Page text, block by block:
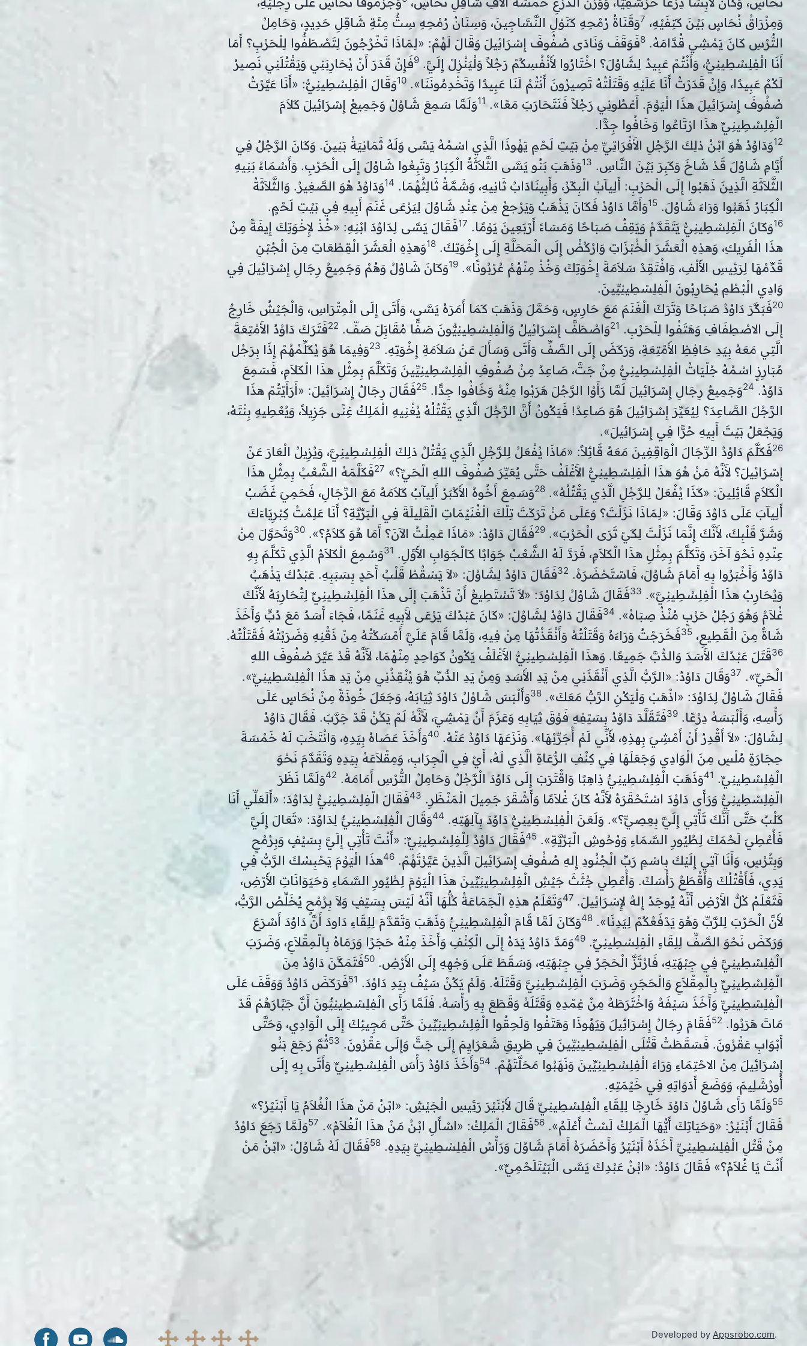
وَمِزْرَاقُ نُحَاسٍ بَيْنَ كَتِفَيْهِ، 7وَقَنَاةُ رُمْحِهِ كَنَوْلِ النَّسَّاجِينَ، وَسِنَانُ رُمْحِهِ سِتُّ مِئَةِ شَاقِلِ حَدِيدٍ، وَحَامِلُ
التُّرْسِ كَانَ يَمْشِي قُدَّامَهُ.8فَوَقَفَ وَنَادَى صُفُوفَ إِسْرَائِيلَ وَقَالَ لَهُمْ: «لِمَاذَا تَخْرُجُونَ لِتَصْطَفُّوا لِلْحَرْبِ؟ أَمَا
أَنَا الْفِلِسْطِينِيُّ، وَأَنْتُمْ عَبِيدٌ لِشَاوُلَ؟ اخْتَارُوا لأَنْفُسِكُمْ رَجُلاً وَلْيَنْزِلْ إِلَيَّ.9فَإِنْ قَدَرَ أَنْ يُحَارِبَنِي وَيَقْتُلَنِي نَصِيرُ
لَكُمْ عَبِيدًا، وَإِنْ قَدَرْتُ أَنَا عَلَيْهِ وَقَتَلْتُهُ تَصِيرُونَ أَنْتُمْ لَنَا عَبِيدًا وَتَخْدِمُونَنَا».10وَقَالَ الْفِلِسْطِينِيُّ: «أَنَا عَيَّرْتُ
صُفُوفَ إِسْرَائِيلَ هذَا الْيَوْمَ. أَعْطُونِي رَجُلاً فَنَتَحَارَبَ مَعًا».11وَلَمَّا سَمِعَ شَاوُلُ وَجَمِيعُ إِسْرَائِيلَ كَلاَمَ
الْفِلِسْطِينِيِّ هذَا ارْتَاعُوا وَخَافُوا جِدًّا.
12وَدَاوُدُ هُوَ ابْنُ ذلِكَ الرَّجُلِ الأَفْرَاتِيِّ مِنْ بَيْتِ لَحْمِ يَهُوذَا الَّذِي اسْمُهُ يَسَّى وَلَهُ ثَمَانِيَةُ بَنِينَ. وَكَانَ الرَّجُلُ فِي
أَيَّامِ شَاوُلَ قَدْ شَاخَ وَكَبِرَ بَيْنَ النَّاسِ. 13وَذَهَبَ بَنُو يَسَّى الثَّلاَثَةُ الْكِبَارُ وَتَبِعُوا شَاوُلَ إِلَى الْحَرْبِ. وَأَسْمَاءُ بَنِيهِ
الثَّلاَثَةِ الَّذِينَ ذَهَبُوا إِلَى الْحَرْبِ: أَلِيآبُ الْبِكْرُ، وَأَبِينَادَابُ ثَانِيهِ، وَشَمَّةُ ثَالِثُهُمَا. 14وَدَاوُدُ هُوَ الصَّغِيرُ. وَالثَّلاَثَةُ
الْكِبَارُ ذَهَبُوا وَرَاءَ شَاوُلَ.15وَأَمَّا دَاوُدُ فَكَانَ يَذْهَبُ وَيَرْجعُ مِنْ عِنْدِ شَاوُلَ لِيَرْعَى غَنَمَ أَبِيهِ فِي بَيْتِ لَحْمٍ.
16وَكَانَ الْفِلِسْطِينِيُّ يَتَقَدَّمُ وَيَقِفُ صَبَاحًا وَمَسَاءً أَرْبَعِينَ يَوْمًا. 17فَقَالَ يَسَّى لِدَاوُدَ ابْنِهِ: «خُذْ لإِخْوَتِكَ إِيفَةً مِنْ
هذَا الْفَرِيكِ، وَهذِهِ الْعَشَرَ الْخُبْزَاتِ وَارْكُضْ إِلَى الْمَحَلَّةِ إِلَى إِخْوَتِكَ.18وَهذِهِ الْعَشَرَ الْقِطْعَاتِ مِنَ الْجُبْنِ
قَدِّمْهَا لِرَئِيسِ الأَلْفِ، وَافْتَقِدْ سَلاَمَةَ إِخْوَتِكَ وَخُذْ مِنْهُمْ عُرْبُونًا».19وَكَانَ شَاوُلُ وَهُمْ وَجَمِيعُ رِجَالِ إِسْرَائِيلَ فِي
وَادِي الْبُطْمِ يُحَارِبُونَ الْفِلِسْطِينِيِّينَ.
20فَبَكَّرَ دَاوُدُ صَبَاحًا وَتَرَكَ الْغَنَمَ مَعَ حَارِسٍ، وَحَمَّلَ وَذَهَبَ كَمَا أَمَرَهُ يَسَّى، وَأَتَى إِلَى الْمِتْرَاسِ، وَالْجَيْشُ خَارِجٌ
إِلَى الاصْطِفَافِ وَهَتَفُوا لِلْحَرْبِ. 21وَاصْطَفَّ إِسْرَائِيلُ وَالْفِلِسْطِينِيُّونَ صَفًّا مُقَابَِلَ صَفّ. 22فَتَرَكَ دَاوُدُ الأَمْتِعَةَ
الَّتِي مَعَهُ بِيَدِ حَافِظِ الأَمْتِعَةِ، وَرَكَضَ إِلَى الصَّفِّ وَأَتَى وَسَأَلَ عَنْ سَلاَمَةِ إِخْوَتِهِ. 23وَفِيمَا هُوَ يُكَلِّمُهُمْ إِذَا بِرَجُل
مُبَارِزٍ اسْمُهُ جُلْيَاتُ الْفِلِسْطِينِيُّ مِنْ جَتَّ، صَاعِدٌ مِنْ صُفُوفِ الْفِلِسْطِينِيِّينَ وَتَكَلَّمَ بِمِثْلِ هذَا الْكَلاَمِ، فَسَمِعَ
دَاوُدُ. 24وَجَمِيعُ رِجَالِ إِسْرَائِيلَ لَمَّا رَأَوْا الرَّجُلَ هَرَبُوا مِنْهُ وَخَافُوا جِدًّا.25فَقَالَ رِجَالُ إِسْرَائِيلَ: «أَرَأَيْتُمْ هذَا
الرَّجُلَ الصَّاعِدَ؟ لِيُعَيِّرَ إِسْرَائِيلَ هُوَ صَاعِدٌ! فَيَكُونُ أَنَّ الرَّجُلَ الَّذِي يَقْتُلُهُ يُغْنِيهِ الْمَلِكُ غِنًى جَزِيلاً، وَيُعْطِيهِ بِنْتَهُ،
وَيَجْعَلُ بَيْتَ أَبِيهِ حُرًّا فِي إِسْرَائِيلَ».
26فَكَلَّمَ دَاوُدُ الرِّجَالَ الْوَاقِفِينَ مَعَهُ قَائِلاً: «مَاذَا يُفْعَلُ لِلرَّجُلِ الَّذِي يَقْتُلُ ذلِكَ الْفِلِسْطِينِيَّ، وَيُزِيلُ الْعَارَ عَنْ
إِسْرَائِيلَ؟ لأَنَّهُ مَنْ هُوَ هذَا الْفِلِسْطِينِيُّ الأَغْلَفُ حَتَّى يُعَيِّرَ صُفُوفَ اللهِ الْحَيِّ؟» 27فَكَلَّمَهُ الشَّعْبُ بِمِثْلِ هذَا
الْكَلاَمِ قَائِلِينَ: «كَذَا يُفْعَلُ لِلرَّجُلِ الَّذِي يَقْتُلُهُ».28وَسَمِعَ أَخُوهُ الأَكْبَرُ أَلِيآبُ كَلاَمَهُ مَعَ الرِّجَالِ، فَحَمِيَ غَضَبُ
أَلِيآبَ عَلَى دَاوُدَ وَقَالَ: «لِمَاذَا نَزَلْتَ؟ وَعَلَى مَنْ تَرَكْتَ تِلْكَ الْغُنَيْمَاتِ الْقَلِيلَةَ فِي الْبَرِّيَّةِ؟ أَنَا عَلِمْتُ كِبْرِيَاءَكَ
وَشَرَّ قَلْبِكَ، لأَنَّكَ إِنَّمَا نَزَلْتَ لِكَيْ تَرَى الْحَرْبَ».29فَقَالَ دَاوُدُ: «مَاذَا عَمِلْتُ الآنَ؟ أَمَا هُوَ كَلاَمٌ؟».30وَتَحَوَّلَ مِنْ
عِنْدِهِ نَحْوَ آخَرَ، وَتَكَلَّمَ بِمِثْلِ هذَا الْكَلاَمِ، فَرَدَّ لَهُ الشَّعْبُ جَوَابًا كَالْجَوَابِ الأَوَّلِ. 31وَسُمِعَ الْكَلاَمُ الَّذِي تَكَلَّمَ بِهِ
دَاوُدُ وَأَخْبَرُوا بِهِ أَمَامَ شَاوُلَ، فَاسْتَحْضَرَهُ. 32فَقَالَ دَاوُدُ لِشَاوُلَ: «لاَ يَسْقُطْ قَلْبُ أَحَدٍ بِسَبَبِهِ. عَبْدُكَ يَذْهَبُ
وَيُحَارِبُ هذَا الْفِلِسْطِينِيَّ». 33فَقَالَ شَاوُلُ لِدَاوُدَ: «لاَ تَسْتَطِيعُ أَنْ تَذْهَبَ إِلَى هذَا الْفِلِسْطِينِيِّ لِتُحَارِبَهُ لأَنَّكَ
غُلاَمٌ وَهُوَ رَجُلُ حَرْبٍ مُنْذُ صِبَاهُ». 34فَقَالَ دَاوُدُ لِشَاوُلَ: «كَانَ عَبْدُكَ يَرْعَى لأَبِيهِ غَنَمًا، فَجَاءَ أَسَدٌ مَعَ دُبٍّ وَأَخَذَ
شَاةً مِنَ الْقَطِيعِ،35فَخَرَجْتُ وَرَاءَهُ وَقَتَلْتُهُ وَأَنْقَذْتُهَا مِنْ فِيهِ، وَلَمَّا قَامَ عَلَيَّ أَمْسَكْتُهُ مِنْ ذَقْنِهِ وَضَرَبْتُهُ فَقَتَلْتُهُ.
36قَتَلَ عَبْدُكَ الأَسَدَ وَالدُّبَّ جَمِيعًا. وَهذَا الْفِلِسْطِينِيُّ الأَغْلَفُ يَكُونُ كَوَاحِدٍ مِنْهُمَا، لأَنَّهُ قَدْ عَيَّرَ صُفُوفَ اللهِ
الْحَيِّ». 37وَقَالَ دَاوُدُ: «الرَّبُّ الَّذِي أَنْقَذَنِي مِنْ يَدِ الأَسَدِ وَمِنْ يَدِ الدُّبِّ هُوَ يُنْقِذُنِي مِنْ يَدِ هذَا الْفِلِسْطِينِيِّ».
فَقَالَ شَاوُلُ لِدَاوُدَ: «اذْهَبْ وَلْيَكُنِ الرَّبُّ مَعَكَ».38وَأَلْبَسَ شَاوُلُ دَاوُدَ ثِيَابَهُ، وَجَعَلَ خُوذَةً مِنْ نُحَاسٍ عَلَى
رَأْسِهِ، وَأَلْبَسَهُ دِرْعًا.39فَتَقَلَّدَ دَاوُدُ بِسَيْفِهِ فَوْقَ ثِيَابِهِ وَعَزَمَ أَنْ يَمْشِيَ، لأَنَّهُ لَمْ يَكُنْ قَدْ جَرَّبَ. فَقَالَ دَاوُدُ
لِشَاوُلَ: «لاَ أَقْدِرُ أَنْ أَمْشِيَ بِهذِهِ، لأَنِّي لَمْ أُجَرِّبْهَا». وَنَزَعَهَا دَاوُدُ عَنْهُ.40وَأَخَذَ عَصَاهُ بِيَدِهِ، وَانْتَخَبَ لَهُ خَمْسَةَ
حِجَارَةٍ مُلْسٍ مِنَ الْوَادِي وَجَعَلَهَا فِي كِنْفِ الرُّعَاةِ الَّذِي لَهُ، أَيْ فِي الْجِرَابِ، وَمِقْلاَعَهُ بِيَدِهِ وَتَقَدَّمَ نَحْوَ
الْفِلِسْطِينِيِّ. 41وَذَهَبَ الْفِلِسْطِينِيُّ ذِاهِبًا وَاقْتَرَبَ إِلَى دَاوُدَ الْرَّجُلُ وَحَامِلُ التُّرْسِ أَمَامَهُ. 42وَلَمَّا نَظَرَ
الْفِلِسْطِينِيُّ وَرَأَى دَاوُدَ اسْتَحْقَرَهُ لأَنَّهُ كَانَ غُلاَمًا وَأَشْقَرَ جَمِيلَ الْمَنْظَرِ. 43فَقَالَ الْفِلِسْطِينِيُّ لِدَاوُدَ: «أَلَعَلِّي أَنَا
كَلْبٌ حَتَّى أَنَّكَ تَأْتِي إِلَيَّ بِعِصِيٍّ؟». وَلَعَنَ الْفِلِسْطِينِيُّ دَاوُدَ بِآلِهَتِهِ. 44وَقَالَ الْفِلِسْطِينِيُّ لِدَاوُدَ: «تَعَالَ إِلَيَّ
فَأُعْطِيَ لَحْمَكَ لِطُيُورِ السَّمَاءِ وَوُحُوشِ الْبَرِّيَّةِ».45فَقَالَ دَاوُدُ لِلْفِلِسْطِينِيِّ: «أَنْتَ تَأْتِي إِلَيَّ بِسَيْفٍ وَبِرُمْحٍ
وَبِتُرْسٍ، وَأَنَا آتِي إِلَيْكَ بِاسْمِ رَبِّ الْجُنُودِ إِلهِ صُفُوفِ إِسْرَائِيلَ الَّذِينَ عَيَّرْتَهُمْ.46هذَا الْيَوْمَ يَحْبِسُكَ الرَّبُّ فِي
يَدِي، فَأَقْتُلُكَ وَأَقْطَعُ رَأْسَكَ. وَأُعْطِي جُثَثَ جَيْشِ الْفِلِسْطِينِيِّينَ هذَا الْيَوْمَ لِطُيُورِ السَّمَاءِ وَحَيَوَانَاتِ الأَرْضِ،
فَتَعْلَمُ كُلُّ الأَرْضِ أَنَّهُ يُوجَدُ إِلهٌ لإِسْرَائِيلَ.47وَتَعْلَمُ هذِهِ الْجَمَاعَةُ كُلُّهَا أَنَّهُ لَيْسَ بِسَيْفٍ وَلاَ بِرُمْحٍ يُخَلِّصُ الرَّبُّ،
لأَنَّ الْحَرْبَ لِلرَّبِّ وَهُوَ يَدْفَعُكُمْ لِيَدِنَا».48وَكَانَ لَمَّا قَامَ الْفِلِسْطِينِيُّ وَذَهَبَ وَتَقدَّمَ لِلِقَاءِ دَاودَ أَنَّ دَاوُدَ أَسْرَعَ
وَرَكَضَ نَحْوَ الصَّفِّ لِلِقَاءِ الْفِلِسْطِينِيِّ.49وَمَدَّ دَاوُدُ يَدَهُ إِلَى الْكِنْفِ وَأَخَذَ مِنْهُ حَجَرًا وَرَمَاهُ بِالْمِقْلاَعِ، وَضَرَبَ
الْفِلِسْطِينِيَّ فِي جِبْهَتِهِ، فَارْتَزَّ الْحَجَرُ فِي جِبْهَتِهِ، وَسَقَطَ عَلَى وَجْهِهِ إِلَى الأَرْضِ.50فَتَمَكَّنَ دَاوُدُ مِنَ
الْفِلِسْطِينِيِّ بِالْمِقْلاَعِ وَالْحَجَرِ، وَضَرَبَ الْفِلِسْطِينِيَّ وَقَتَلَهُ. وَلَمْ يَكُنْ سَيْفٌ بِيَدِ دَاوُدَ. 51فَرَكَضَ دَاوُدُ وَوَقَفَ عَلَى
الْفِلِسْطِينِيِّ وَأَخَذَ سَيْفَهُ وَاخْتَرَطَهُ مِنْ غِمْدِهِ وَقَتَلَهُ وَقَطَعَ بِهِ رَأْسَهُ. فَلَمَّا رَأَى الْفِلِسْطِينِيُّونَ أَنَّ جَبَّارَهُمْ قَدْ
مَاتَ هَرَبُوا. 52فَقَامَ رِجَالُ إِسْرَائِيلَ وَيَهُوذَا وَهَتَفُوا وَلَحِقُوا الْفِلِسْطِينِيِّينَ حَتَّى مَجِيئِكَ إِلَى الْوَادِي، وَحَتَّى
أَبْوَابِ عَقْرُونَ. فَسَقَطَتْ قَتْلَى الْفِلِسْطِينِيِّينَ فِي طَرِيقِ شَعَرَايِمَ إِلَى جَتَّ وَإِلَى عَقْرُونَ. 53ثُمَّ رَجَعَ بَنُو
إِسْرَائِيلَ مِنْ الاحْتِمَاءِ وَرَاءَ الْفِلِسْطِينِيِّينَ وَنَهَبُوا مَحَلَّتَهُمْ. 54وَأَخَذَ دَاوُدُ رَأْسَ الْفِلِسْطِينِيِّ وَأَتَى بِهِ إِلَى
أُورُشَلِيمَ، وَوَضَعَ أَدَوَاتِهِ فِي خَيْمَتِهِ.
55وَلَمَّا رَأَى شَاوُلُ دَاوُدَ خَارِجًا لِلِقَاءِ الْفِلِسْطِينِيِّ قَالَ لأَبْنَيْرَ رَئِيسِ الْجَيْشِ: «ابْنُ مَنْ هذَا الْغُلاَمُ يَا أَبْنَيْرُ؟»
فَقَالَ أَبْنَيْرُ: «وَحَيَاتِكَ أَيُّهَا الْمَلِكُ لَسْتُ أَعْلَمُ».56فَقَالَ الْمَلِكُ: «اسْأَلِ ابْنُ مَنْ هذَا الْغُلاَمُ». 57وَلَمَّا رَجَعَ دَاوُدُ
مِنْ قَتْلِ الْفِلِسْطِينِيِّ أَخَذَهُ أَبْنَيْرُ وَأَحْضَرَهُ أَمَامَ شَاوُلَ وَرَأْسُ الْفِلِسْطِينِيِّ بِيَدِهِ.58فَقَالَ لَهُ شَاوُلُ: «ابْنُ مَنْ
أَنْتَ يَا غُلاَمُ؟» فَقَالَ دَاوُدُ: «ابْنُ عَبْدِكَ يَسَّى الْبَيْتَلَحْمِيِّ».
Developed by Appsrobo.com.